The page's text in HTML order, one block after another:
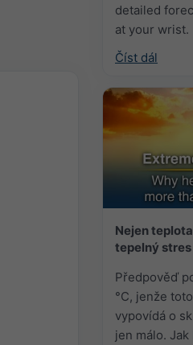
detailed
at your wrist.
Číst dál
Nejen
tepelný stres
Předpověď
°C, jenže
vypovídá o
jen málo.